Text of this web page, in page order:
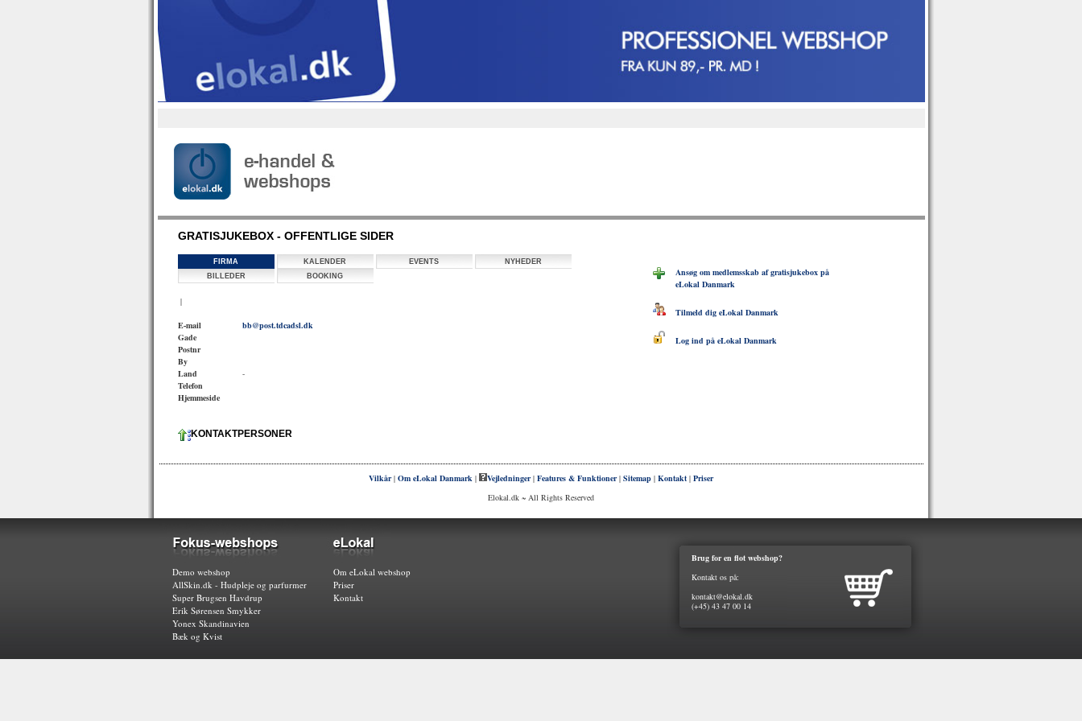
GRATISJUKEBOX - OFFENTLIGE SIDER
FIRMA KALENDER EVENTS
NYHEDER
BILLEDER
BOOKING
|
E-mail
bb@post.tdcadsl.dk
Gade
Postnr
By
Land
-
Telefon
Hjemmeside
KONTAKTPERSONER
Ansøg om medlemsskab af gratisjukebox på
eLokal Danmark
Tilmeld dig eLokal Danmark
Log ind på eLokal Danmark
Vilkår| Om eLokal Danmark | Vejledninger| Features & Funktioner| Sitemap | Kontakt | Priser
Elokal.dk ~ All Rights Reserved
Brug for en flot webshop?
Kontakt os på:
kontakt@elokal.dk
(+45) 43 47 00 14
Demo webshop
AllSkin.dk - Hudpleje og parfurmer
Super Brugsen Havdrup
Erik Sørensen Smykker
Yonex Skandinavien
Bæk og Kvist
Om eLokal webshop
Priser
Kontakt